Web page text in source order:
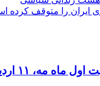
ایران را متوقف کرده
روز جهانی کارگر